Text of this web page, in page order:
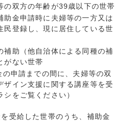
の双方の年齢が39歳以下の世帯
助金申請時に夫婦等の一方又は
民登録し、現に居住している世
補助（他自治体による同種の補
がない世帯
申請までの間に、夫婦等の双
ザイン支援に関する講座等を受
をご覧ください）
受給した世帯のうち、補助金